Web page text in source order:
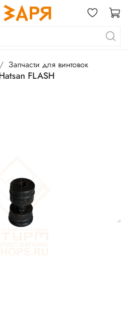
Запчасти для винтовок
FLASH